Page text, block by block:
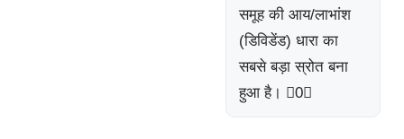
समूह की आय/लाभांश
(डिविडेंड) धारा का
सबसे बड़ा स्रोत बना
हुआ है। 0